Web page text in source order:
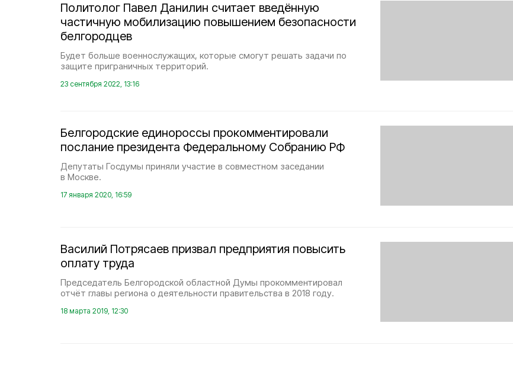
Политолог Павел Данилин считает введённую
частичную мобилизацию повышением безопасности
белгородцев
Будет больше военнослужащих, которые смогут решать задачи по
защите приграничных территорий.
23 сентября 2022, 13:16
Белгородские единороссы прокомментировали
послание президента Федеральному Собранию РФ
Депутаты Госдумы приняли участие в совместном заседании
в Москве.
17 января 2020, 16:59
Василий Потрясаев призвал предприятия повысить
оплату труда
Председатель Белгородской областной Думы прокомментировал
отчёт главы региона о деятельности правительства в 2018 году.
18 марта 2019, 12:30